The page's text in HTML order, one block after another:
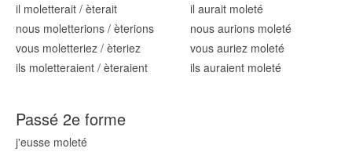
il moletterait / èterait
nous moletterions / èterions
vous moletteriez / èteriez
ils moletteraient / èteraient
il aurait moleté
nous aurions moleté
vous auriez moleté
ils auraient moleté
Passé 2e forme
j'eusse moleté